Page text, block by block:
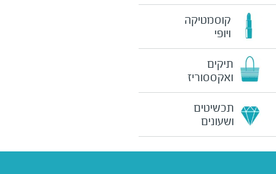
קוסמטיקה
ויופי
תיקים
ואקססוריז
תכשיטים
ושעונים